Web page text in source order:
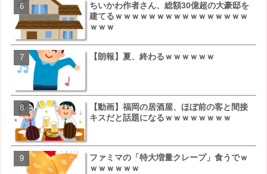
ちいかわ作者さん、総額30億超の大豪邸を
建てるｗｗｗｗｗｗｗｗｗｗｗｗｗｗｗｗ
ｗｗｗ
【朗報】夏、終わるｗｗｗｗｗｗ
【動画】福岡の居酒屋、ほぼ前の客と間接
キスだと話題になるｗｗｗｗｗｗｗｗ
ファミマの「特大増量クレープ」食うでｗ
ｗｗｗｗｗｗ
【朗報】NOギルティ炭酸
ｗｗｗｗｗｗｗ
【画像】例の梨を5000個
【悲報】日本、ついに駅そ
突破ｗｗｗｗｗｗｗｗｗｗ
【悲報】すき家、炎上ｗｗ